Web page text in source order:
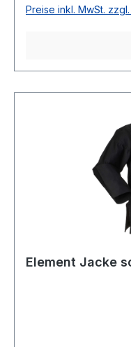
Preise inkl. MwSt.
Element Jacke